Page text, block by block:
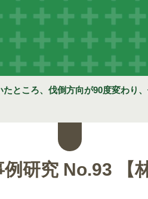
ところ、伐倒方向が90度変わり
研究 No.93 【